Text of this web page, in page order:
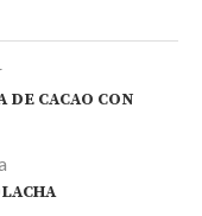
DE CACAO CON